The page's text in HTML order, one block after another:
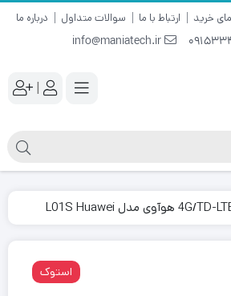
خرید ارتباط با ما سوالات متداول درباره ما
info@maniatech.ir
|
استوک